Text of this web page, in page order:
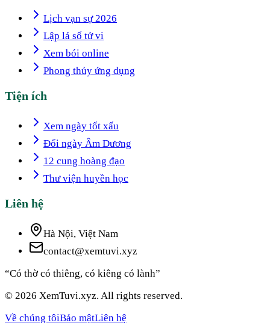
Lịch vạn sự 2026
Lập lá số tử vi
Xem bói online
Phong thủy ứng dụng
Tiện ích
Xem ngày tốt xấu
Đổi ngày Âm Dương
12 cung hoàng đạo
Thư viện huyền học
Liên hệ
Hà Nội, Việt Nam
contact@xemtuvi.xyz
“Có thờ có thiêng, có kiêng có lành”
© 2026 XemTuvi.xyz. All rights reserved.
Về chúng tôiBảo mậtLiên hệ